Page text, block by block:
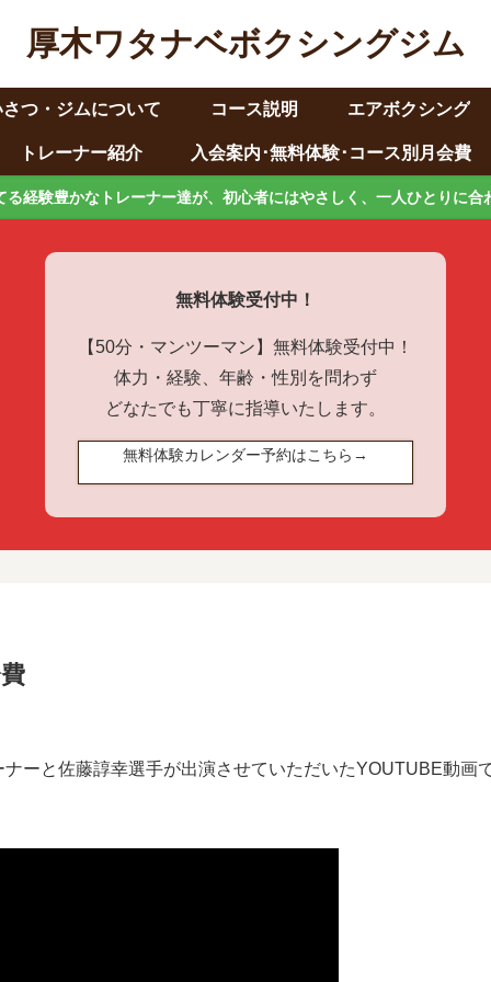
厚木ワタナベボクシングジム
つ・ジムについて コース説明 エアボクシング
トレーナー紹介 入会案内･無料体験･コース別月会費
る経験豊かなトレーナー達が、初心者にはやさしく、一人ひとりに合
無料体験受付中！
【50分・マンツーマン】無料体験受付中！
体力・経験、年齢・性別を問わず
どなたでも丁寧に指導いたします。
無料体験カレンダー予約はこちら→
ーと佐藤諄幸選手が出演させていただいたYOUTUBE動画